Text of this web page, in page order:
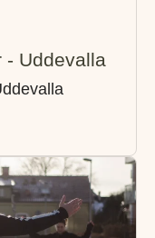
- Uddevalla